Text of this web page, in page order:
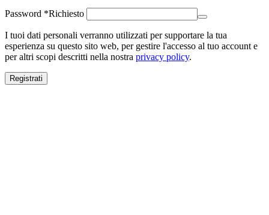
Password *Richiesto
I tuoi dati personali verranno utilizzati per supportare la tua
esperienza su questo sito web, per gestire l'accesso al tuo account e
per altri scopi descritti nella nostra privacy policy.
Registrati